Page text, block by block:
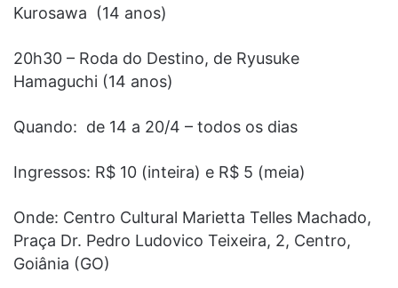
Kurosawa (14 anos)
20h30 – Roda do Destino, de Ryusuke
Hamaguchi (14 anos)
Quando: de 14 a 20/4 – todos os dias
Ingressos: R$ 10 (inteira) e R$ 5 (meia)
Onde: Centro Cultural Marietta Telles Machado,
Praça Dr. Pedro Ludovico Teixeira, 2, Centro,
Goiânia (GO)